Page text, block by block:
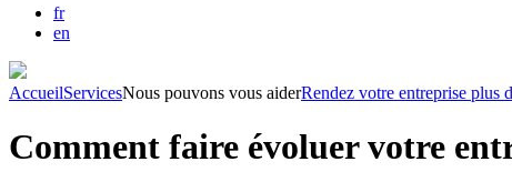
result.
devices
users
fr
en
AccueilServicesNous pouvons vous aiderRendez votre entreprise plus
Comment faire évoluer votre